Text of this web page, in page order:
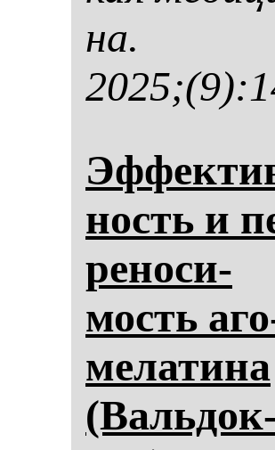
на.
ность и
ре­но­си­
мость
ме­ла­ти­на